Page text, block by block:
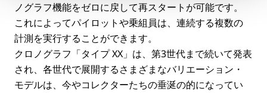
ノグラフ機能をゼロに戻して再スタートが可能です。
これによってパイロットや乗組員は、連続する複数の
計測を実行することができます。
クロノグラフ「タイプ XX」は、第3世代まで続いて発表
され、各世代で展開するさまざまなバリエーション・
モデルは、今やコレクターたちの垂涎の的になってい